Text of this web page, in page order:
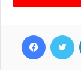
estado y fecha
heladeras
personal
pertinentes.
Facebook